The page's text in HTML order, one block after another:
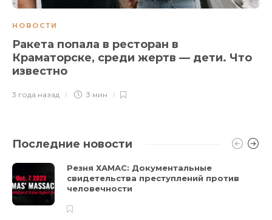
НОВОСТИ
Ракета попала в ресторан в
Краматорске, среди жертв — дети. Что
известно
3 года назад 3 мин
Последние новости
Резня ХАМАС: Документальные
свидетельства преступлений против
человечности